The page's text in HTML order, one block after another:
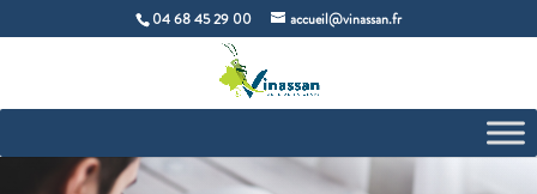
04 68 45 29 00 accueil@vinassan.fr